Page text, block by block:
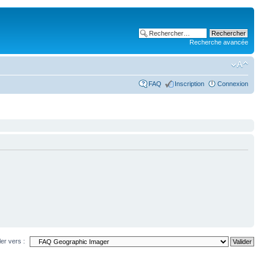
Recherche avancée
FAQ Inscription Connexion
vers :